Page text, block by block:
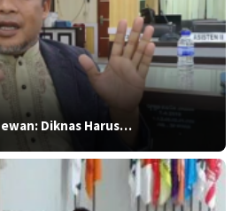
Diknas Harus…